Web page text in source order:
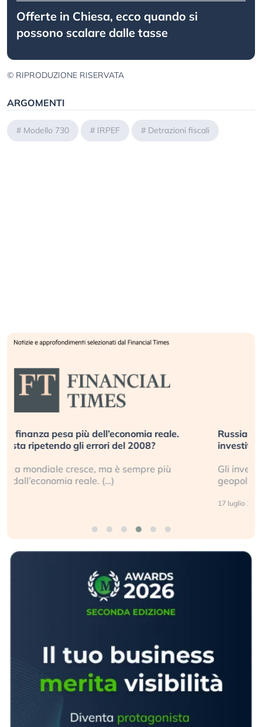
Offerte in Chiesa, ecco quando si
possono scalare dalle tasse
© RIPRODUZIONE RISERVATA
ARGOMENTI
# Modello 730 # IRPEF # Detrazioni fiscali
Russia e Cina pronti a spegnere Starlink. Gli
investitori stanno sottovalutando il rischio?
Gli investitori tech continuano a ignorare il rischio
geopolitico: il (…)